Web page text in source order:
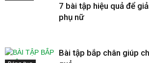
7 bài tập hiệu quả để
phụ nữ
Bài tập bắp chân giúp